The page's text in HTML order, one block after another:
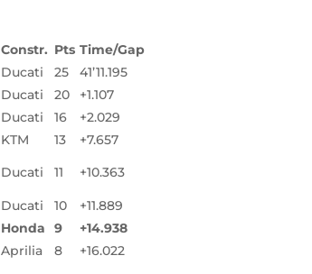
Constr. Pts Time/Gap
Ducati 25
41’11.195
Ducati 20
+1.107
Ducati 16
+2.029
KTM 13
+7.657
Ducati 11 +10.363
Ducati 10
+11.889
Honda 9
+14.938
Aprilia 8
+16.022